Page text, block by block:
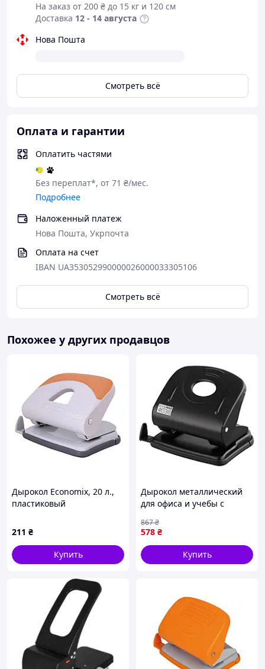
На заказ от 200 ₴ до 15 кг и 120 см
Доставка 12 - 14 августа
Нова Пошта
Смотреть всё
Оплата и гарантии
Оплатить частями
Без переплат*, от 71 ₴/мес.
Подробнее
Наложенный платеж
Нова Пошта, Укрпочта
Оплата на счет
IBAN UA353052990000026000033305106
Смотреть всё
Похожее у других продавцов
Дырокол Economix, 20 л.,
пластиковый
211 ₴
Купить
Дырокол металлический
для офиса и учебы с
производительностью для
пробивания 30 листов
бумаги FLAME
578 ₴
867₴
Купить